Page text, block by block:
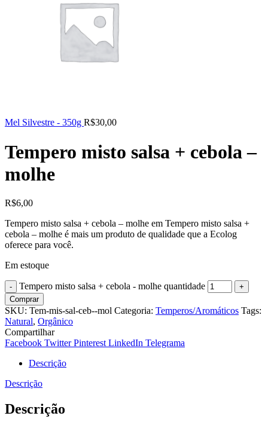
Mel Silvestre - 350g R$30,00
Tempero misto salsa + cebola –
molhe
R$6,00
Tempero misto salsa + cebola – molhe em Tempero misto salsa +
cebola – molhe é mais um produto de qualidade que a Ecolog
oferece para você.
Em estoque
Tempero misto salsa + cebola - molhe quantidade
Comprar
SKU: Tem-mis-sal-ceb--mol Categoria: Temperos/Aromáticos Tags:
Natural, Orgânico
Compartilhar
Facebook Twitter Pinterest LinkedIn Telegrama
Descrição
Descrição
Descrição